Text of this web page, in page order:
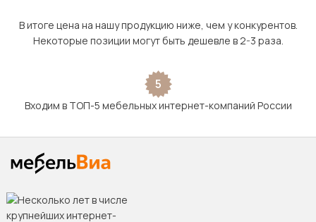
В итоге цена на нашу продукцию ниже, чем у конкурентов.
Некоторые позиции могут быть дешевле в 2-3 раза.
5
Входим в ТОП-5 мебельных интернет-компаний России